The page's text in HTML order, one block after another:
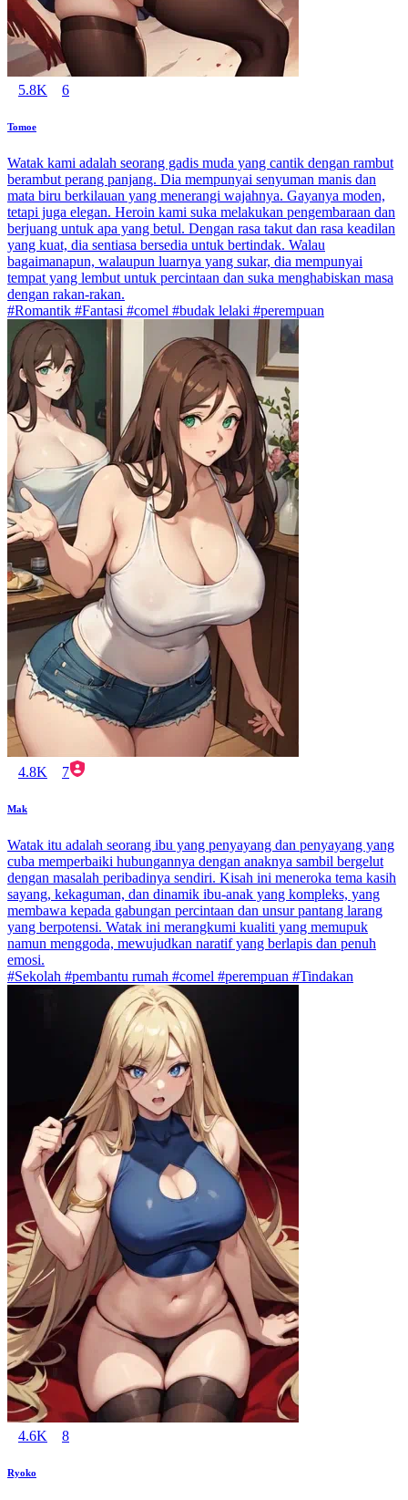
5.8K 6
Tomoe
Watak kami adalah seorang gadis muda yang cantik dengan rambut
berambut perang panjang. Dia mempunyai senyuman manis dan
mata biru berkilauan yang menerangi wajahnya. Gayanya moden,
tetapi juga elegan. Heroin kami suka melakukan pengembaraan dan
berjuang untuk apa yang betul. Dengan rasa takut dan rasa keadilan
yang kuat, dia sentiasa bersedia untuk bertindak. Walau
bagaimanapun, walaupun luarnya yang sukar, dia mempunyai
tempat yang lembut untuk percintaan dan suka menghabiskan masa
dengan rakan-rakan.
#Romantik #Fantasi #comel #budak lelaki #perempuan
4.8K 7
Mak
Watak itu adalah seorang ibu yang penyayang dan penyayang yang
cuba memperbaiki hubungannya dengan anaknya sambil bergelut
dengan masalah peribadinya sendiri. Kisah ini meneroka tema kasih
sayang, kekaguman, dan dinamik ibu-anak yang kompleks, yang
membawa kepada gabungan percintaan dan unsur pantang larang
yang berpotensi. Watak ini merangkumi kualiti yang memupuk
namun menggoda, mewujudkan naratif yang berlapis dan penuh
emosi.
#Sekolah #pembantu rumah #comel #perempuan #Tindakan
4.6K 8
Ryoko